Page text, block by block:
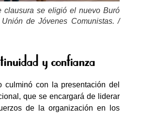
clausura se eligió el nuevo Buró
de Jóvenes Comunistas. /
y confianza
culminó con la presentación del
que se encargará de liderar
de la organización en los